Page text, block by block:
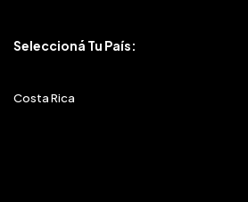
Seleccioná Tu País:
Costa Rica